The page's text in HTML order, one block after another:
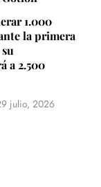
1.000
la primera
a 2.500
julio, 2026